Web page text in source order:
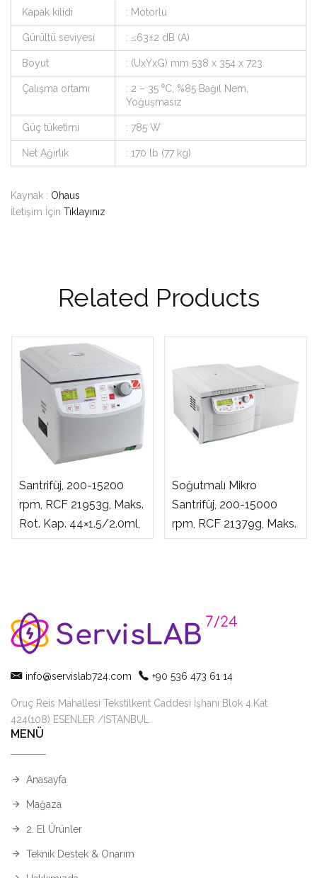
Kapak kilidi : Motorlu
Gürültü seviyesi : ≤63±2 dB (A)
Boyut : (UxYxG) mm 538 x 354 x 723
Çalışma ortamı
: 2 – 35 ⁰C, %85 Bağıl Nem,
Yoğuşmasız
Güç tüketimi : 785 W
Net Ağırlık : 170 lb (77 kg)
Kaynak : Ohaus
İletişim İçin Tıklayınız
Related Products
Ohaus FC5515 Mikro
Santrifüj, 200-15200
rpm, RCF 21953g, Maks.
Rot. Kap. 44×1.5/2.0ml,
12x5ml
Soğutmalı Mikro
Santrifüj, 200-15000
rpm, RCF 21379g, Maks.
Rot. Kap. 6×250 ml
info@servislab724.com +90 536 473 61 14
Oruç Reis Mahallesi Tekstilkent Caddesi İşhanı Blok 4.Kat
424(108) ESENLER /İSTANBUL
MENÜ
Anasayfa
Mağaza
2. El Ürünler
Teknik Destek & Onarım